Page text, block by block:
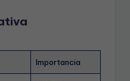
Importancia